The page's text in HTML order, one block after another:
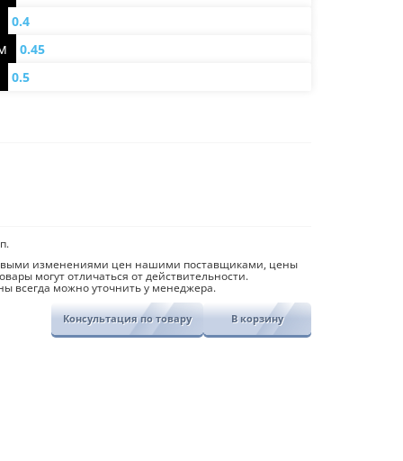
0.4
0.45
0.5
изменениями цен нашими поставщиками, цены
могут отличаться от действительности.
всегда можно уточнить у менеджера.
Консультация по товару В корзину